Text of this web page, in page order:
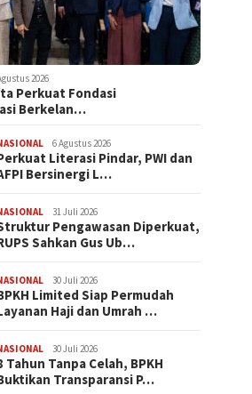
2026
Perkuat Fondasi
Berkelan…
6 Agustus 2026
Literasi Pindar, PWI dan
Bersinergi L…
31 Juli 2026
Pengawasan Diperkuat,
Sahkan Gus Ub…
30 Juli 2026
Limited Siap Permudah
Haji dan Umrah …
30 Juli 2026
Tahun Tanpa Celah, BPKH
Transparansi P…